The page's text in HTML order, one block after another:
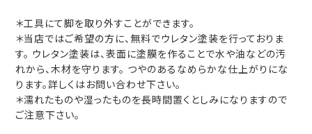
＊工具にて脚を取り外すことができます。
＊当店ではご希望の方に、無料でウレタン塗装を行っておりま
す。 ウレタン塗装は、表面に塗膜を作ることで水や油などの汚
れから、木材を守ります。 つやのあるなめらかな仕上がりにな
ります。詳しくはお問い合わせ下さい。
＊濡れたものや湿ったものを長時間置くとしみになりますので
ご注意下さい。